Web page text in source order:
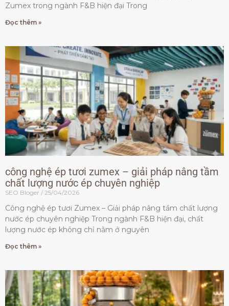
Zumex trong ngành F&B hiện đại Trong
Đọc thêm »
công nghệ ép tươi zumex – giải pháp nâng tầm
chất lượng nước ép chuyên nghiệp
SEO Bloger 25/04/2026
Công nghệ ép tươi Zumex – Giải pháp nâng tầm chất lượng
nước ép chuyên nghiệp Trong ngành F&B hiện đại, chất
lượng nước ép không chỉ nằm ở nguyên
Đọc thêm »